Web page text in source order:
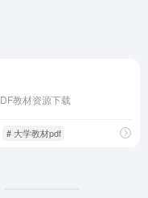
教材资源下载
# 大学教材pdf